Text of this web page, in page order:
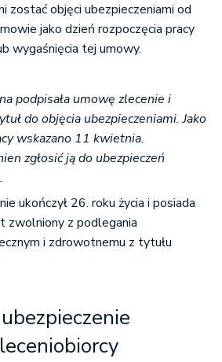
zostać objęci ubezpieczeniami od
jako dzień rozpoczęcia pracy
wygaśnięcia tej umowy.
podpisała umowę zlecenie i
do objęcia ubezpieczeniami. Jako
wskazano 11 kwietnia.
zgłosić ją do ubezpieczeń
ukończył 26. roku życia i posiada
zwolniony z podlegania
i zdrowotnemu z tytułu